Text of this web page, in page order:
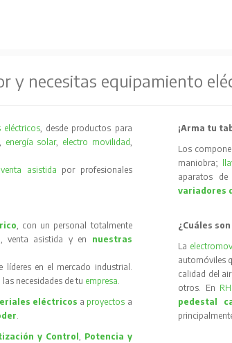
y necesitas equipamiento
eléctricos, desde productos para
, energía solar, electro movilidad,
venta asistida por profesionales
, con un personal totalmente
venta asistida y en nuestras
en el mercado industrial.
necesidades de tu empresa.
eléctricos a proyectos a
.
y Control, Potencia y
¡Arma tu
Los
maniobra;
aparatos
variadores
¿Cuáles
La
automóviles
calidad del
otros. En
pedestal